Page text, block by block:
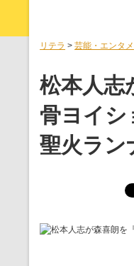
リテラ > 芸能・エンタメ
松本人志
骨ヨイ
聖火ラン